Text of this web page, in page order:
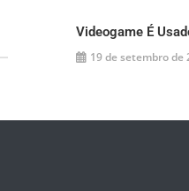
Videogame É
19 de setembro de